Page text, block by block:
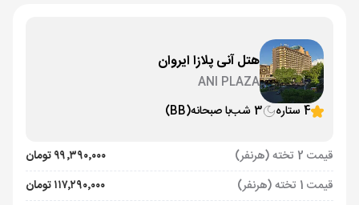
هتل آنی پلازا ایروان
ANI PLAZA
4 ستاره
3 شب با صبحانه(BB)
قیمت 2 تخته (هرنفر)
۹۹٬۳۹۰٬۰۰۰ تومان
قیمت 1 تخته (هرنفر)
۱۱۷٬۲۹۰٬۰۰۰ تومان